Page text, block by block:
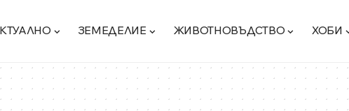
ЗЕМЕДЕЛИЕ ЖИВОТНОВЪДСТВО ХОБИ